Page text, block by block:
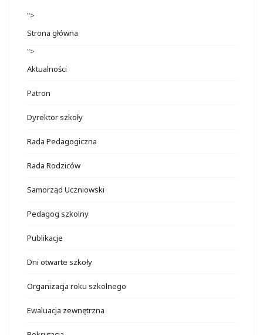
">
Strona główna
">
Aktualności
Patron
Dyrektor szkoły
Rada Pedagogiczna
Rada Rodziców
Samorząd Uczniowski
Pedagog szkolny
Publikacje
Dni otwarte szkoły
Organizacja roku szkolnego
Ewaluacja zewnętrzna